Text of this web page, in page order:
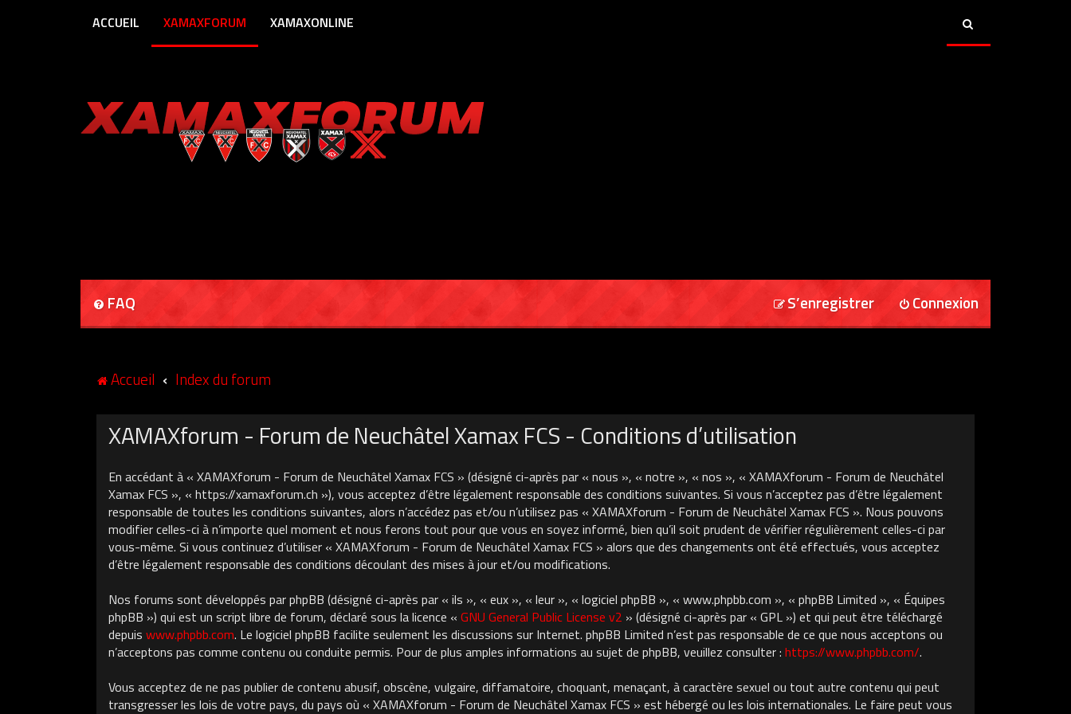
ACCUEIL XAMAXFORUM XAMAXONLINE
FAQ Connexion
S’enregistrer
Accueil Index du forum
XAMAXforum - Forum de Neuchâtel Xamax FCS - Conditions d’utilisation
En accédant à « XAMAXforum - Forum de Neuchâtel Xamax FCS » (désigné ci-après par « nous », « notre », « nos », « XAMAXforum - Forum de Neuchâtel
Xamax FCS », « https://xamaxforum.ch »), vous acceptez d’être légalement responsable des conditions suivantes. Si vous n’acceptez pas d’être légalement
responsable de toutes les conditions suivantes, alors n’accédez pas et/ou n’utilisez pas « XAMAXforum - Forum de Neuchâtel Xamax FCS ». Nous pouvons
modifier celles-ci à n’importe quel moment et nous ferons tout pour que vous en soyez informé, bien qu’il soit prudent de vérifier régulièrement celles-ci par
vous-même. Si vous continuez d’utiliser « XAMAXforum - Forum de Neuchâtel Xamax FCS » alors que des changements ont été effectués, vous acceptez
d’être légalement responsable des conditions découlant des mises à jour et/ou modifications.
Nos forums sont développés par phpBB (désigné ci-après par « ils », « eux », « leur », « logiciel phpBB », « www.phpbb.com », « phpBB Limited », « Équipes
phpBB ») qui est un script libre de forum, déclaré sous la licence « GNU General Public License v2 » (désigné ci-après par « GPL ») et qui peut être téléchargé
depuis www.phpbb.com. Le logiciel phpBB facilite seulement les discussions sur Internet. phpBB Limited n’est pas responsable de ce que nous acceptons ou
n’acceptons pas comme contenu ou conduite permis. Pour de plus amples informations au sujet de phpBB, veuillez consulter : https://www.phpbb.com/.
Vous acceptez de ne pas publier de contenu abusif, obscène, vulgaire, diffamatoire, choquant, menaçant, à caractère sexuel ou tout autre contenu qui peut
transgresser les lois de votre pays, du pays où « XAMAXforum - Forum de Neuchâtel Xamax FCS » est hébergé ou les lois internationales. Le faire peut vous